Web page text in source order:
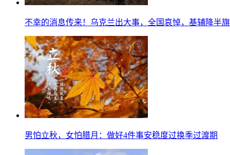
不幸的消息传来！乌克兰出大事，全国哀悼，基辅降半
男怕立秋，女怕腊月：做好4件事安稳度过换季过渡期